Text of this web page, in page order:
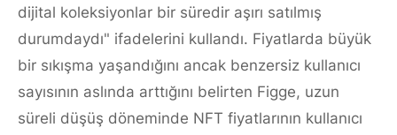
dijital koleksiyonlar bir süredir aşırı satılmış
durumdaydı" ifadelerini kullandı. Fiyatlarda büyük
bir sıkışma yaşandığını ancak benzersiz kullanıcı
sayısının aslında arttığını belirten Figge, uzun
süreli düşüş döneminde NFT fiyatlarının kullanıcı